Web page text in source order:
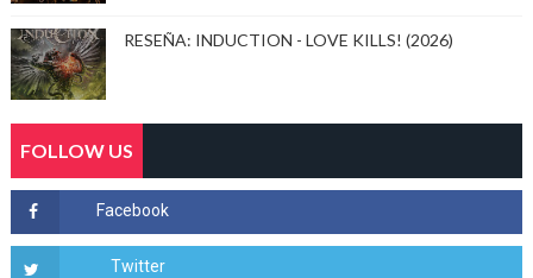
RESEÑA: INDUCTION - LOVE KILLS! (2026)
FOLLOW US